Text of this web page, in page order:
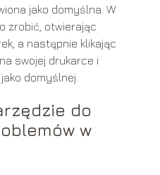
jako domyślna. W
zrobić, otwierając
a następnie klikając
swojej drukarce i
domyślnej.
do
w